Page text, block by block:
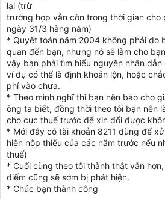
lại (trừ
trường hợp vẫn còn trong thời gian cho
ngày 31/3 hàng năm)
* Quyết toán năm 2004 không phải do
quan đến bạn, nhưng nó sẽ làm cho
vậy bạn phải tìm hiểu nguyên nhân dẫn
ví dụ có thể là định khoản lộn, hoặc
phí vào chưa.
* Theo mình nghĩ thì bạn nên báo cho
ông ta biết, đồng thời theo tôi bạn nên
cho cục thuế trước để xin đổi được
* Mới đây có tài khoản 8211 dùng để
hiện nộp thiếu của các năm trước nếu
thuế)
* Cuối cùng theo tôi thành thật vẫn
diếm cũng sẽ sớm bị phát hiện.
* Chúc bạn thành công